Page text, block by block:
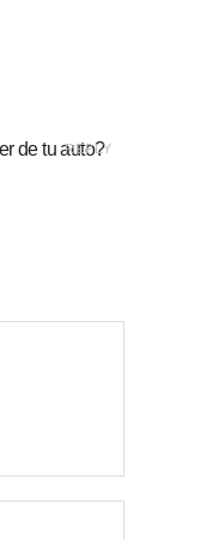
REPLY
de tu auto?